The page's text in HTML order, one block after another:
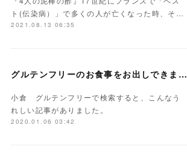
ト(伝染病）」で多くの人が亡くなった時、そ…
2021.08.13 06:35
グルテンフリーのお食事をお出しできます。
小倉 グルテンフリーで検索すると、こんなう
れしい記事がありました。
2020.01.06 03:42